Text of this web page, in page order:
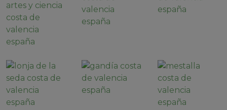
las Artes y las Ciencias,la Lonja de la Seda,el
Bioparc, el Estadio de Mestalla
y de experiencias a ganar.
todo de las paellas, por lo que la Costa de Valencia
ofrece una amplia oferta gastronómica de la zona
que tendrás que degustar sí o sí. Cuenta con
diversos restaurantes, bares, chiringuitos…todo lo